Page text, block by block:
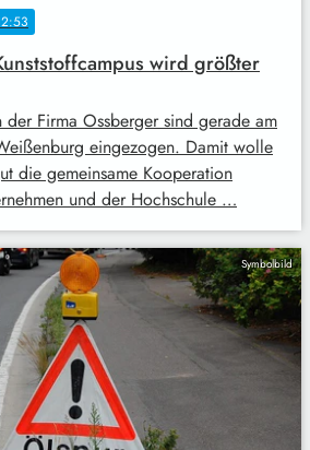
wird größter
Firma Ossberger sind gerade am
eingezogen. Damit wolle
die gemeinsame Kooperation
und der Hochschule …
Symbolbild